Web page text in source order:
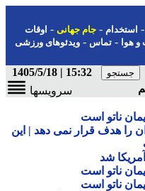
- جام جهانی-اوقات
-تماس-ویدئوهای ورزشی
15:32 | 1405/5/18
سرویسها
هدف قرار نمی دهد | این
شد